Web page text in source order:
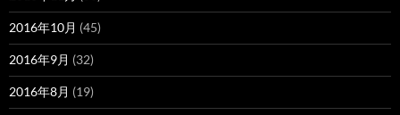
2016年10月 (45)
2016年9月 (32)
2016年8月 (19)